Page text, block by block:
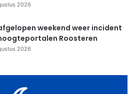
2026
weekend weer incident
Roosteren
2026